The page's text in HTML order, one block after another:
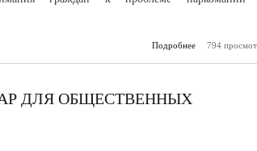
Подробнее
о В
794
ДЛЯ ОБЩЕСТВЕННЫХ